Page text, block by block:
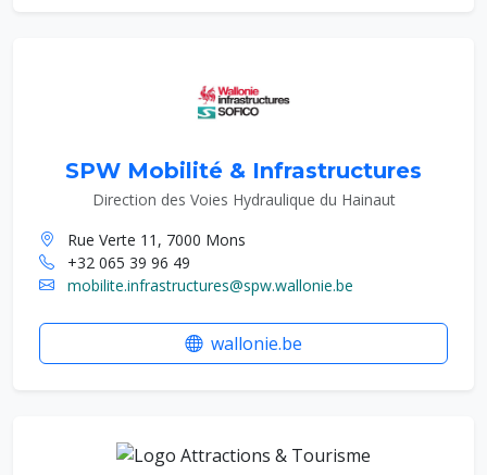
SPW Mobilité & Infrastructures
Direction des Voies Hydraulique du Hainaut
Rue Verte 11, 7000 Mons
+32 065 39 96 49
mobilite.infrastructures@spw.wallonie.be
wallonie.be